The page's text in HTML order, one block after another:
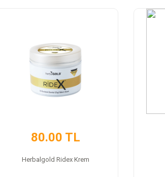
80.00 TL
Herbalgold Ridex Krem